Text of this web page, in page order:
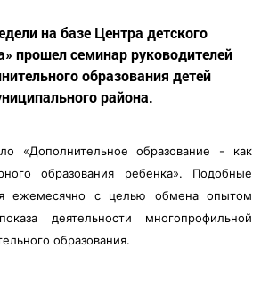
на базе Центра детского
прошел семинар руководителей
образования детей
района.
«Дополнительное образование - как
образования ребенка». Подобные
ежемесячно с целью обмена опытом
деятельности многопрофильной
образования.